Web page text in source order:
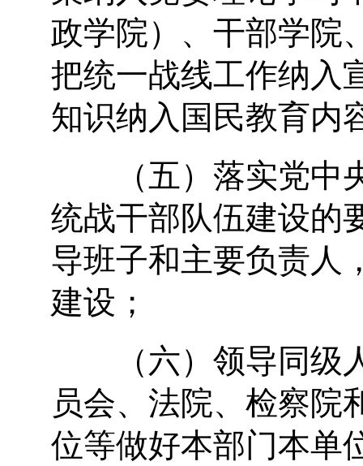
政学院）、干部学院
把统一战线工作纳入
知识纳入国民教育内
（五）落实党中
统战干部队伍建设的
导班子和主要负责人
建设；
（六）领导同级
员会、法院、检察院
位等做好本部门本单